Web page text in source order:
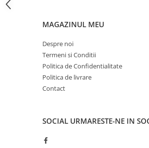
Prize și fișe industriale
Suporturi de fixare
Termostate
Variator de tensiune
diferențiale și descărcătoare
Contactoare
MAGAZINUL MEU
Despre noi
Termeni si Conditii
Politica de Confidentialitate
Politica de livrare
Contact
SOCIAL URMARESTE-NE IN